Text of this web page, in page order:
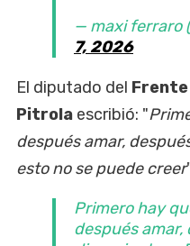
— maxi ferraro
7, 2026
El diputado del
Pitrola escribió: "
después amar,
esto no se puede creer
Primero hay
después amar,